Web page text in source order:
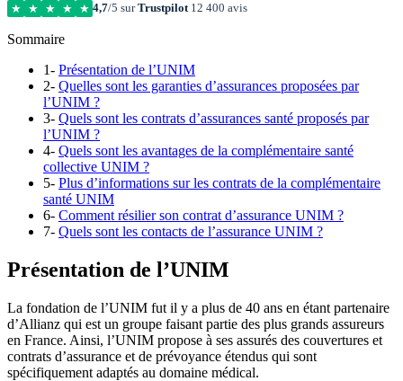
★ ★ ★ ★ ★ 4,7/5 surTrustpilot12 400 avis
Sommaire
1- Présentation de l’UNIM
2- Quelles sont les garanties d’assurances proposées par
l’UNIM ?
3- Quels sont les contrats d’assurances santé proposés par
l’UNIM ?
4- Quels sont les avantages de la complémentaire santé
collective UNIM ?
5- Plus d’informations sur les contrats de la complémentaire
santé UNIM
6- Comment résilier son contrat d’assurance UNIM ?
7- Quels sont les contacts de l’assurance UNIM ?
Présentation de l’UNIM
La fondation de l’UNIM fut il y a plus de 40 ans en étant partenaire
d’Allianz qui est un groupe faisant partie des plus grands assureurs
en France. Ainsi, l’UNIM propose à ses assurés des couvertures et
contrats d’assurance et de prévoyance étendus qui sont
spécifiquement adaptés au domaine médical.